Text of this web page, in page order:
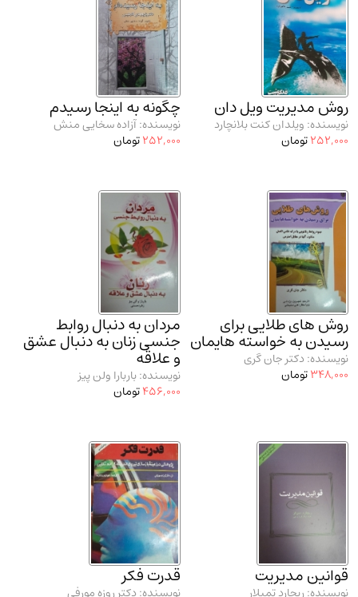
روش مدیریت ویل دان
نویسنده: ویلدان کنت بلانچارد
252,000تومان
چگونه به اینجا رسیدم
نویسنده: آزاده سخایی منش
252,000تومان
روش های طلایی برای
رسیدن به خواسته هایمان
نویسنده: دکتر جان گری
348,000تومان
مردان به دنبال روابط
جنسی زنان به دنبال عشق
و علاقه
نویسنده: باربارا ولن پیز
456,000تومان
قوانین مدیریت
نویسنده: ریچارد تمپلار
قدرت فکر
نویسنده: دکتر روزه مورفی